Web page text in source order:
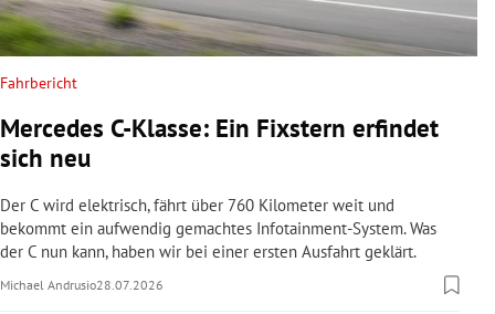
Untermenü
Untermenü
Untermenü
Untermenü
Untermenü
Fahrbericht
Mercedes C-Klasse: Ein Fixstern erfindet
sich neu
Der C wird elektrisch, fährt über 760 Kilometer weit und
bekommt ein aufwendig gemachtes Infotainment-System. Was
der C nun kann, haben wir bei einer ersten Ausfahrt geklärt.
Michael Andrusio28.07.2026